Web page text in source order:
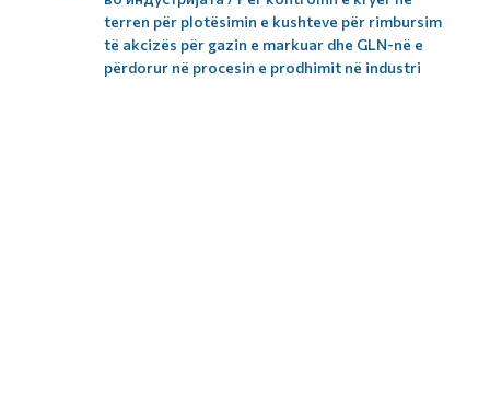
terren për plotësimin e kushteve për rimbursim
të akcizës për gazin e markuar dhe GLN-në e
përdorur në procesin e prodhimit në industri